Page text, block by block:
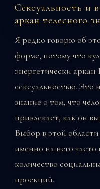
Сексуальность и
аркан телесного
Я редко говорю об
форме, потому что
энергетически
сексуальностью. Это
знание о том, что
привлекает, как он
Выбор в этой
именно на него
количество
проекций.